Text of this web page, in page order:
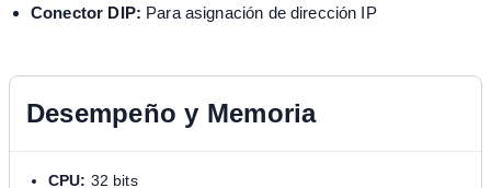
Conector DIP: Para asignación de dirección IP
Desempeño y Memoria
CPU: 32 bits